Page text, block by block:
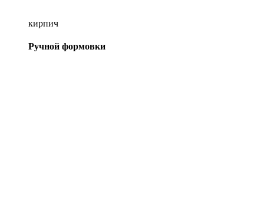
кирпич
Ручной формовки